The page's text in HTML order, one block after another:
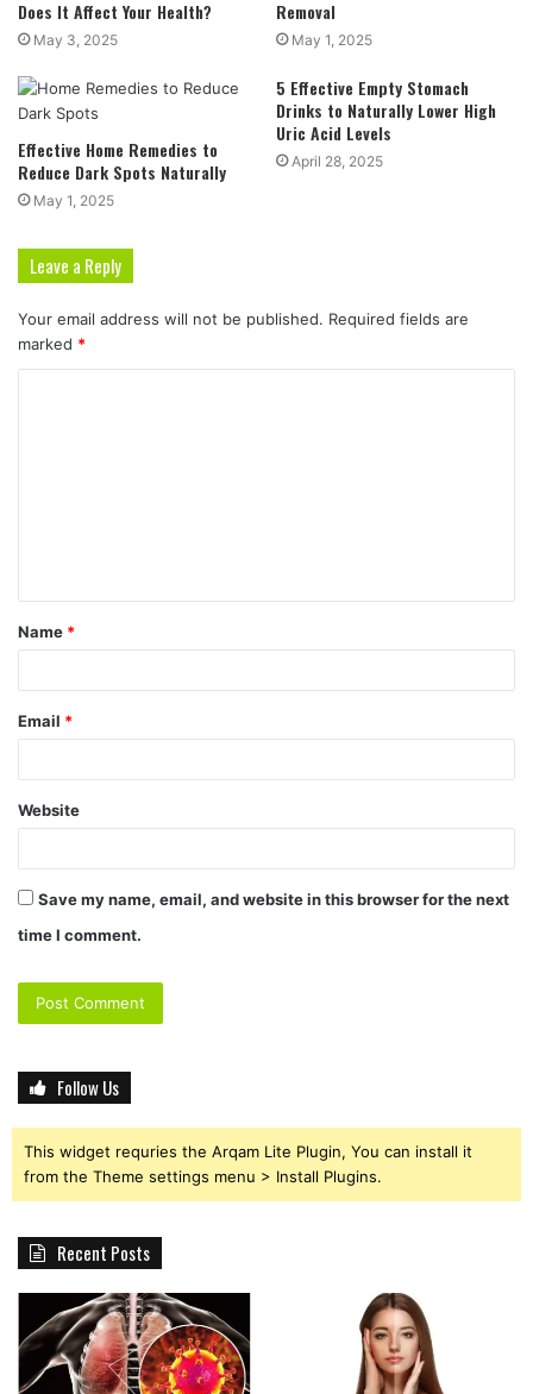
Does It Affect Your Health?
May 3, 2025
Removal
May 1, 2025
Effective Home Remedies to
Reduce Dark Spots Naturally
May 1, 2025
5 Effective Empty Stomach
Drinks to Naturally Lower High
Uric Acid Levels
April 28, 2025
Leave a Reply
Your email address will not be published. Required fields are
marked *
Name *
Email *
Website
Save my name, email, and website in this browser for the next
time I comment.
Follow Us
This widget requries the Arqam Lite Plugin, You can install it
from the Theme settings menu > Install Plugins.
Recent Posts